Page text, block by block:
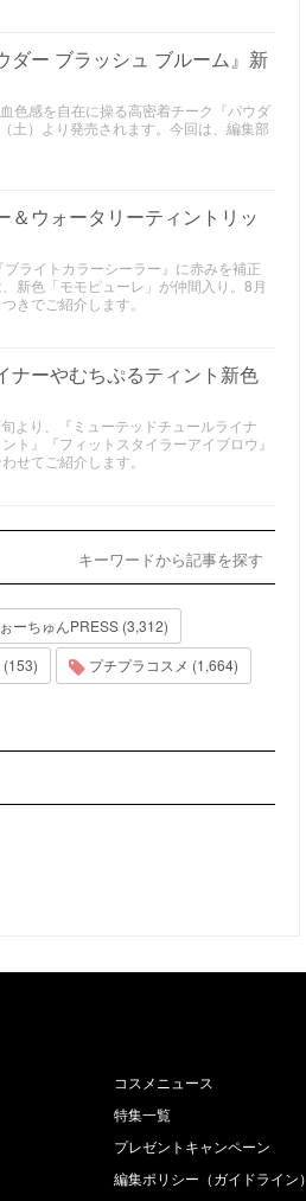
ー ブラッシュ ブルーム』新
色感を自在に操る高密着チーク『パウダ
土）より発売されます。今回は、編集部
ウォータリーティントリッ
ライトカラーシーラー』に赤みを補正
新色「モモピューレ」が仲間入り。8月
きでご紹介します。
ナーやむちぷるティント新色
より、『ミューテッドチュールライナ
ト』『フィットスタイラーアイブロウ』
せてご紹介します。
キーワードから記事を探す
ーちゅんPRESS (3,312)
プチプラコスメ (1,664)
コスメニュース
特集一覧
プレゼントキャンペーン
編集ポリシー（ガイドライン）